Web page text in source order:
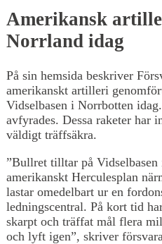
Amerikansk
Norrland idag
På sin hemsida beskriver
amerikanskt artilleri
Vidselbasen i Norrbotten
avfyrades. Dessa raketer har
väldigt träffsäkra.
”Bullret tilltar på
amerikanskt Herculesplan
lastar omedelbart ur en
ledningscentral. På kort tid
skarpt och träffat mål flera
och lyft igen”, skriver